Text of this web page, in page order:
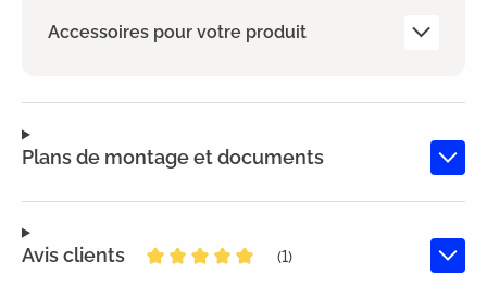
Accessoires pour votre produit
Plans de montage et documents
Avis clients
(1)